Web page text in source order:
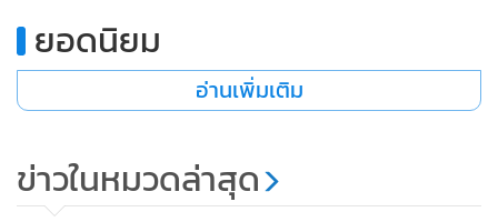
ยอดนิยม
อ่านเพิ่มเติม
ข่าวในหมวดล่าสุด